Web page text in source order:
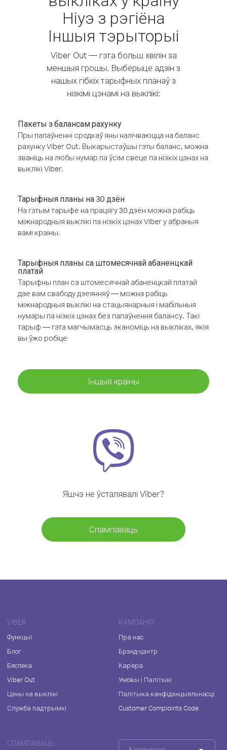
Ніуэ з рэгіёна
Іншыя тэрыторыі
Viber Out — гэта больш хвілін за
меншыя грошы. Выберыце адзін з
нашых гібкіх тарыфных планаў з
нізкімі цэнамі на выклікі:
Пакеты з балансам рахунку
Пры папаўненні сродкаў яны налічваюцца на баланс
рахунку Viber Out. Выкарыстаўшы гэты баланс, можна
званіць на любы нумар па ўсім свеце па нізкіх цэнах на
выклікі Viber.
Тарыфныя планы на 30 дзён
На гэтым тарыфе на працягу 30 дзён можна рабіць
міжнародныя выклікі па нізкіх цэнах Viber у абраныя
вамі краіны.
Тарыфныя планы са штомесячнай абаненцкай
платай
Тарыфны план са штомесячнай абаненцкай платай
дае вам свабоду дзеянняў — можна рабіць
міжнародныя выклікі на стацыянарныя і мабільныя
нумары па нізкіх цэнах без папаўнення балансу. Такі
тарыф — гэта магчымасць эканоміць на выкліках, якія
вы ўжо робіце
Іншыя краіны
Яшчэ не ўсталявалі Viber?
Спампаваць
VIBER
Функцыі
Блог
Бяспека
Viber Out
Цэны на выклікі
Служба падтрымкі
КАМПАНІЯ
Пра нас
Брэнд-цэнтр
Кар'ера
Умовы і Палітыкі
Палітыка канфідэнцыяльнасці
Customer Complaints Code
СПАМПАВАЦЬ